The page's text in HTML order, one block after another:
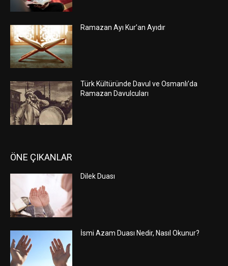
Ramazan Ayı Kur’an Ayıdır
Türk Kültüründe Davul ve Osmanlı’da
Ramazan Davulcuları
ÖNE ÇIKANLAR
Dilek Duası
İsmi Azam Duası Nedir, Nasıl Okunur?